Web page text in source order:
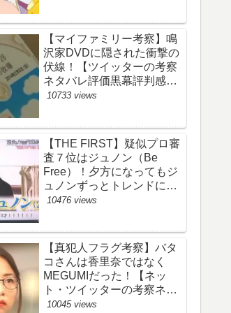
【マイファミリー考察】鳴
沢家DVDに隠された衝撃の
伏線！【ツイッターの考察
ネタバレ評価黒幕評判感想
批判原作犯人キャスト脚本
10733 views
【THE FIRST】疑似プロ審
査７位はジュノン（Be
Free）！夕方になってもジ
ュノンずっとトレンドにい
るww【ザファースト・ネッ
BE:FIRST・ビーファース
ト】
10476 views
【真犯人フラグ考察】バタ
コさんは香里奈ではなく
MEGUMIだった！【ネッ
ト・ツイッターの考察ネタ
バレ感想評価評判あらすじ
10045 views